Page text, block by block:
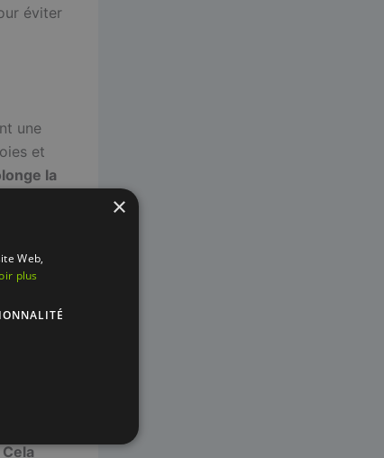
éviter
une
et
la
permet
Cela
×
Web,
plus